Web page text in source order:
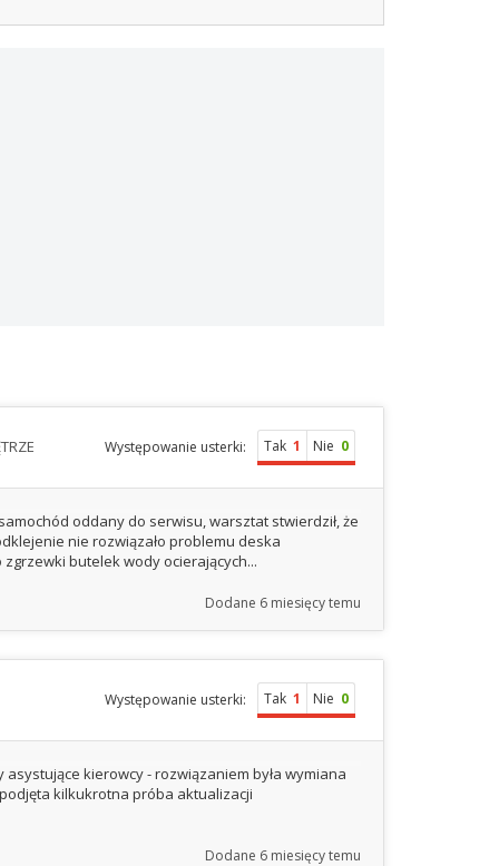
Występowanie usterki: Tak 1 Nie 0
oddany do serwisu, warsztat stwierdził, że
nie rozwiązało problemu deska
butelek wody ocierających...
Dodane 6 miesięcy temu
Występowanie usterki: Tak 1 Nie 0
kierowcy - rozwiązaniem była wymiana
kilkukrotna próba aktualizacji
Dodane 6 miesięcy temu